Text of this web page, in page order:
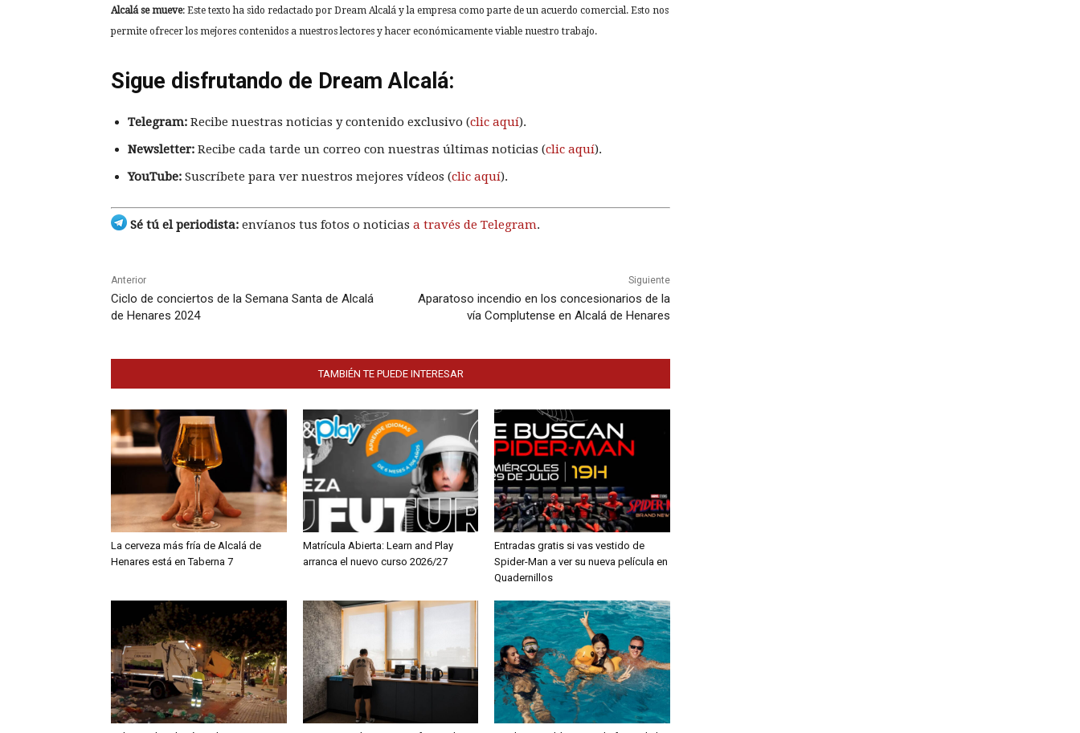
Alcalá se mueve: Este texto ha sido redactado por Dream Alcalá y la empresa como parte de un acuerdo comercial. Esto nos
permite ofrecer los mejores contenidos a nuestros lectores y hacer económicamente viable nuestro trabajo.
Sigue disfrutando de Dream Alcalá:
Telegram: Recibe nuestras noticias y contenido exclusivo (clic aquí).
Newsletter: Recibe cada tarde un correo con nuestras últimas noticias (clic aquí).
YouTube: Suscríbete para ver nuestros mejores vídeos (clic aquí).
Sé tú el periodista: envíanos tus fotos o noticias a través de Telegram.
Anterior
Ciclo de conciertos de la Semana Santa de Alcalá
de Henares 2024
Siguiente
Aparatoso incendio en los concesionarios de la
vía Complutense en Alcalá de Henares
TAMBIÉN TE PUEDE INTERESAR
La cerveza más fría de Alcalá de
Henares está en Taberna 7
Matrícula Abierta: Learn and Play
arranca el nuevo curso 2026/27
Entradas gratis si vas vestido de
Spider-Man a ver su nueva película en
Quadernillos